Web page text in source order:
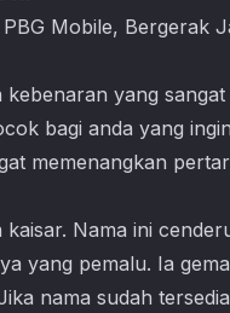
Mobile, Bergerak
yang
bagi anda yang
memenangkan
Nama ini
yang pemalu. Ia
nama sudah